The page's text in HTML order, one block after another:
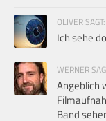
OLIVER SAGT:
Ich sehe
WERNER
Angeblich
Band